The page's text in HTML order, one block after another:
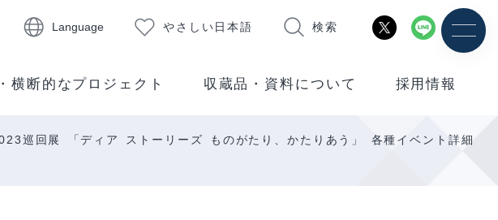
Language やさしい日本語 検索
横断的なプロジェクト 収蔵品・資料について 採用情報
巡回展 「ディア ストーリーズ ものがたり、かたりあう」 各種イベント詳細